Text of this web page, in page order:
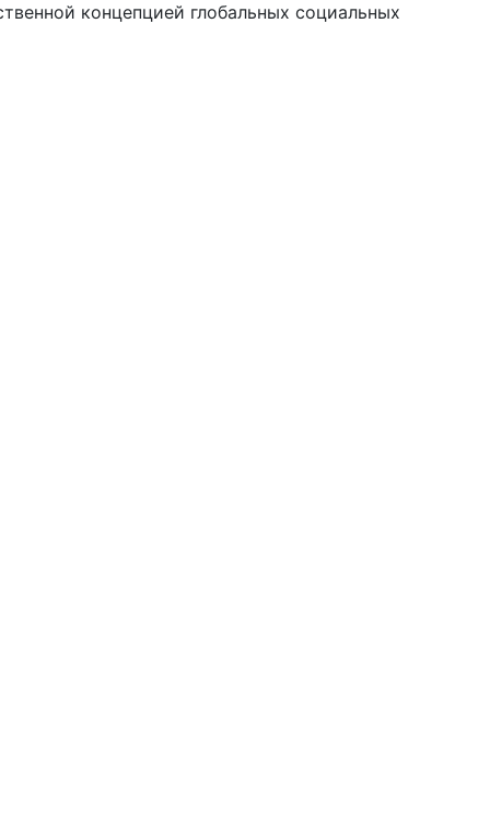
концепцией глобальных социальных